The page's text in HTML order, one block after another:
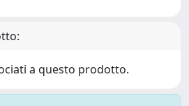
a questo prodotto.